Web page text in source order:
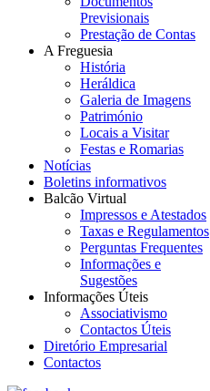
Previsionais
Prestação de Contas
A Freguesia
História
Heráldica
Galeria de Imagens
Património
Locais a Visitar
Festas e Romarias
Notícias
Boletins informativos
Balcão Virtual
Impressos e Atestados
Taxas e Regulamentos
Perguntas Frequentes
Informações e
Sugestões
Informações Úteis
Associativismo
Contactos Úteis
Diretório Empresarial
Contactos